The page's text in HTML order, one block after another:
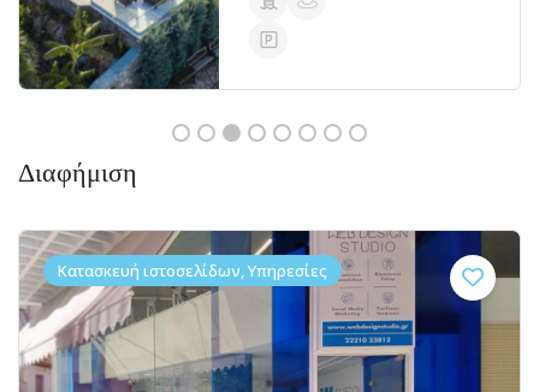
Διαφήμιση
Κατασκευή ιστοσελίδων, Υπηρεσίες